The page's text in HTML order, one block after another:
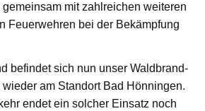
mit zahlreichen weiteren
Feuerwehren bei der Bekämpfung
befindet sich nun unser Waldbrand-
am Standort Bad Hönningen.
endet ein solcher Einsatz noch